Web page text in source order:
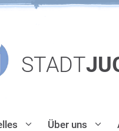
STADT
Über uns